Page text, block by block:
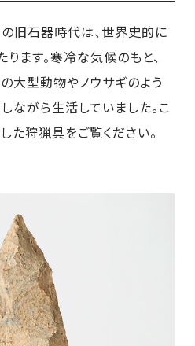
旧石器時代は、世界史的に
ます。寒冷な気候のもと、
大型動物やノウサギのよう
ながら生活していました。こ
た狩猟具をご覧ください。